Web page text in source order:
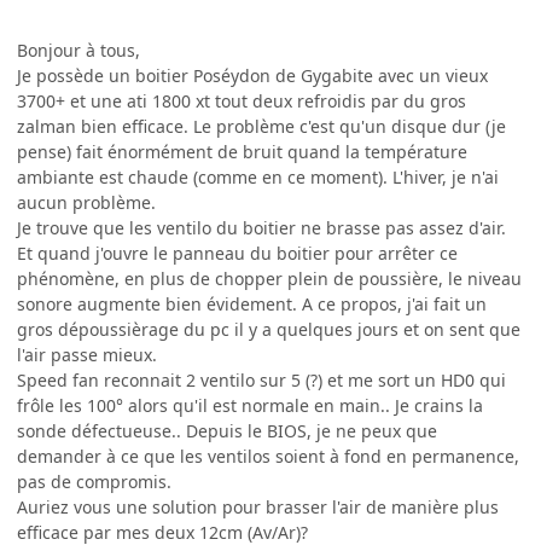
Bonjour à tous,
Je possède un boitier Poséydon de Gygabite avec un vieux
3700+ et une ati 1800 xt tout deux refroidis par du gros
zalman bien efficace. Le problème c'est qu'un disque dur (je
pense) fait énormément de bruit quand la température
ambiante est chaude (comme en ce moment). L'hiver, je n'ai
aucun problème.
Je trouve que les ventilo du boitier ne brasse pas assez d'air.
Et quand j'ouvre le panneau du boitier pour arrêter ce
phénomène, en plus de chopper plein de poussière, le niveau
sonore augmente bien évidement. A ce propos, j'ai fait un
gros dépoussièrage du pc il y a quelques jours et on sent que
l'air passe mieux.
Speed fan reconnait 2 ventilo sur 5 (?) et me sort un HD0 qui
frôle les 100° alors qu'il est normale en main.. Je crains la
sonde défectueuse.. Depuis le BIOS, je ne peux que
demander à ce que les ventilos soient à fond en permanence,
pas de compromis.
Auriez vous une solution pour brasser l'air de manière plus
efficace par mes deux 12cm (Av/Ar)?